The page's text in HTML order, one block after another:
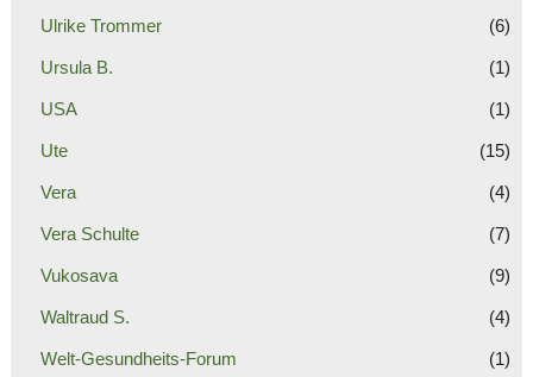
Ulrike Trommer (6)
Ursula B. (1)
USA (1)
Ute (15)
Vera (4)
Vera Schulte (7)
Vukosava (9)
Waltraud S. (4)
Welt-Gesundheits-Forum (1)